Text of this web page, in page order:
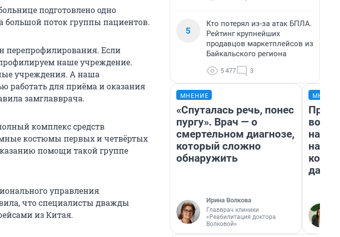
подготовлено одно
большой поток группы пациентов.
перепрофилирования. Если
наше учреждение.
учреждения. А наша
работать для приёма и оказания
замглавврача.
комплекс средств
костюмы первых и четвёртых
помощи такой группе
управления
что специалисты дважды
из Китая.
5
Кто потерял из-за атак БПЛА.
Рейтинг крупнейших
продавцов маркетплейсов из
Байкальского региона
5 477 3
МНЕНИЕ
«Спуталась речь, понес
пургу». Врач — о
смертельном диагнозе,
который сложно
обнаружить
Ирина Волкова
Главврач клиники
«Реабилитация доктора
Волковой»
нам
даже